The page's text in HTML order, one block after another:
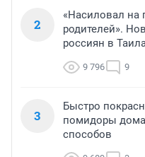
2
«Насиловал на
родителей».
россиян в
9 796 9
3
Быстро
помидоры
способов